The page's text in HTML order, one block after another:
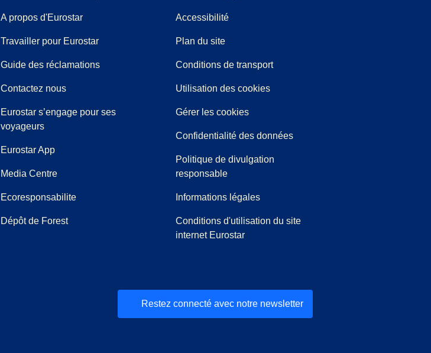
A propos d'Eurostar
Travailler pour Eurostar
Guide des réclamations( Ouvre un nouvel onglet)
(
Contactez nous
Eurostar s’engage pour ses
voyageurs
Eurostar App
Media Centre(
Ecoresponsabilite
Dépôt de Forest
Accessibilité
Plan du site
Conditions de transport
Utilisation des cookies
Gérer les cookies
Confidentialité des données
Politique de divulgation
responsable
Informations légales
Conditions d'utilisation du site
internet Eurostar
Restez connecté avec notre newsletter